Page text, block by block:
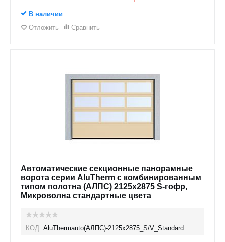
В наличии
Отложить
Сравнить
Автоматические секционные панорамные
ворота серии AluTherm с комбинированным
типом полотна (АЛПС) 2125х2875 S-гофр,
Микроволна стандартные цвета
КОД: AluThermauto(АЛПС)-2125х2875_S/V_Standard